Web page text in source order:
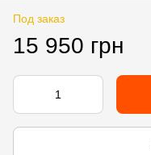
Под заказ
15 950 грн